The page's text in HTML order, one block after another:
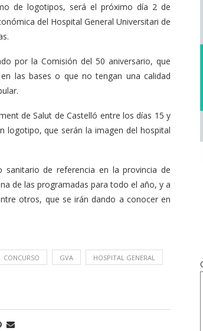
de logotipos, será el próximo día 2 de
del Hospital General Universitari de
por la Comisión del 50 aniversario, que
las bases o que no tengan una calidad
de Salut de Castelló entre los días 15 y
logotipo, que serán la imagen del hospital
de referencia en la provincia de
de las programadas para todo el año, y a
otros, que se irán dando a conocer en
CONCURSO GVA HOSPITAL GENERAL